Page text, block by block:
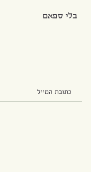
בלי ספאם